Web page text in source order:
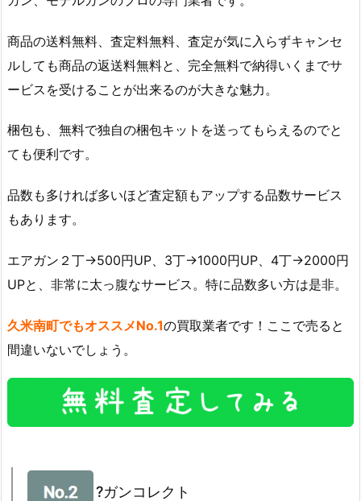
商品の送料無料、査定料無料、査定が気に入らずキャンセ
ルしても商品の返送料無料と、完全無料で納得いくまでサ
ービスを受けることが出来るのが大きな魅力。
梱包も、無料で独自の梱包キットを送ってもらえるのでと
ても便利です。
品数も多ければ多いほど査定額もアップする品数サービス
もあります。
エアガン２丁→500円UP、3丁→1000円UP、4丁→2000円
UPと、非常に太っ腹なサービス。特に品数多い方は是非。
久米南町でもオススメNo.1の買取業者です！ここで売ると
間違いないでしょう。
?ガンコレクト